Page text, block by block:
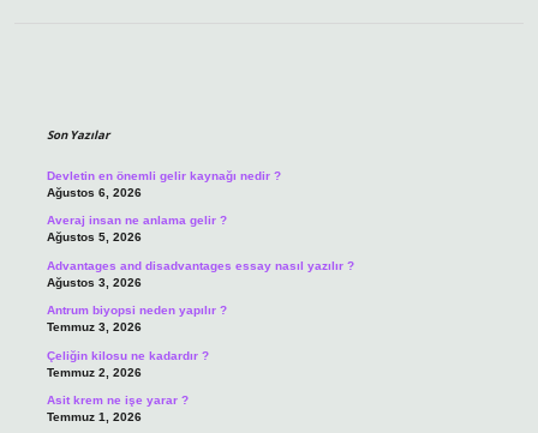
Son Yazılar
Devletin en önemli gelir kaynağı nedir ?
Ağustos 6, 2026
Averaj insan ne anlama gelir ?
Ağustos 5, 2026
Advantages and disadvantages essay nasıl yazılır ?
Ağustos 3, 2026
Antrum biyopsi neden yapılır ?
Temmuz 3, 2026
Çeliğin kilosu ne kadardır ?
Temmuz 2, 2026
Asit krem ne işe yarar ?
Temmuz 1, 2026